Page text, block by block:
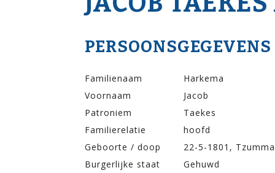
PERSOONSGEGEVENS
Familienaam
Harkema
Voornaam
Jacob
Patroniem
Taekes
Familierelatie
hoofd
Geboorte / doop
22-5-1801,
Burgerlijke staat
Gehuwd